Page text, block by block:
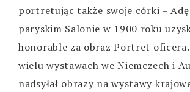
portretując także swoje córki –
paryskim Salonie w 1900 roku
honorable za obraz Portret oficera.
wielu wystawach we Niemczech i
nadsyłał obrazy na wystawy